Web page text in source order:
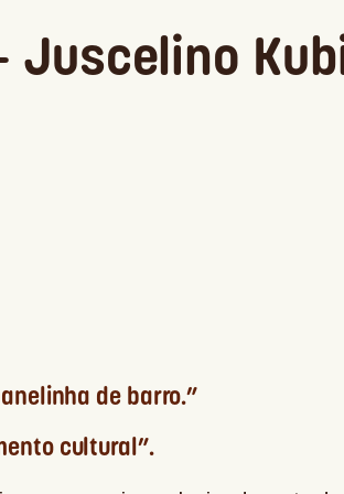
Juscelino
de barro.”
cultural”.